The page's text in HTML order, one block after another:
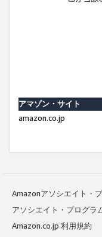
アマゾン・サイト
amazon.co.jp
Amazonアソシエイト・
アソシエイト・プログラ
Amazon.co.jp 利用規約